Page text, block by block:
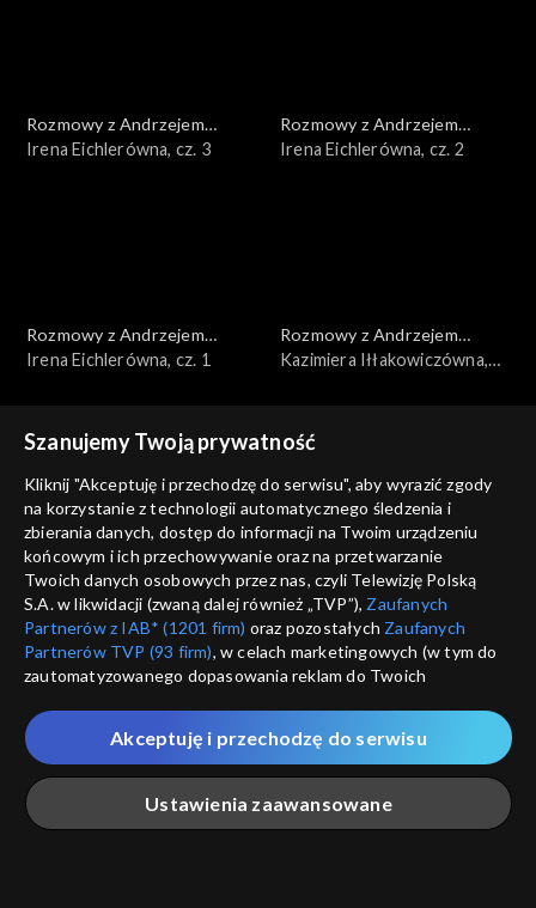
Rozmowy z Andrzejem
Doboszem
Irena Eichlerówna, cz. 3
Rozmowy z Andrzejem
Doboszem
Irena Eichlerówna, cz. 2
Rozmowy z Andrzejem
Doboszem
Irena Eichlerówna, cz. 1
Rozmowy z Andrzejem
Doboszem
Kazimiera Iłłakowiczówna,
Rozmowy z Andrzejem
Doboszem
Kazimiera Iłłakowiczówna,
cz. 1
Rozmowy z Andrzejem
Doboszem
Wilam Horzyca
Rozmowy z Andrzejem
Doboszem
Józef Beck
Rozmowy z Andrzejem
Doboszem
Kazimierz Junosza-
Stępowski, cz. 2
Szanujemy Twoją prywatność
Kliknij "Akceptuję i przechodzę do serwisu", aby wyrazić zgody
na korzystanie z technologii automatycznego śledzenia i
zbierania danych, dostęp do informacji na Twoim urządzeniu
końcowym i ich przechowywanie oraz na przetwarzanie
Twoich danych osobowych przez nas, czyli Telewizję Polską
S.A. w likwidacji (zwaną dalej również „TVP”), Zaufanych
Partnerów z IAB* (1201 firm) oraz pozostałych Zaufanych
Partnerów TVP (93 firm), w celach marketingowych (w tym do
zautomatyzowanego dopasowania reklam do Twoich
które wskazujemy poniżej, a także zgody na udostępnianie
przez nas identyfikatora PPID do Google.
Twoje dane osobowe zbierane podczas odwiedzania przez
Ciebie naszych
poszczególnych serwisówzwanych dalej
„Portalem”, w tym informacje zapisywane za pomocą
Ustawienia zaawansowane
Akceptuję i przechodzę do serwisu